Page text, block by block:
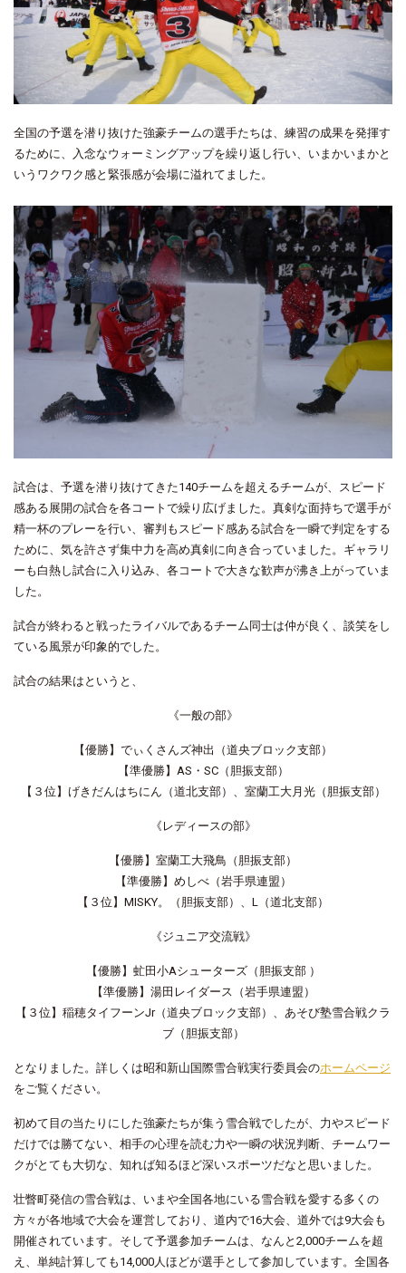
全国の予選を潜り抜けた強豪チームの選手たちは、練習の成果を発揮す
るために、入念なウォーミングアップを繰り返し行い、いまかいまかと
いうワクワク感と緊張感が会場に溢れてました。
試合は、予選を潜り抜けてきた140チームを超えるチームが、スピード
感ある展開の試合を各コートで繰り広げました。真剣な面持ちで選手が
精一杯のプレーを行い、審判もスピード感ある試合を一瞬で判定をする
ために、気を許さず集中力を高め真剣に向き合っていました。ギャラリ
ーも白熱し試合に入り込み、各コートで大きな歓声が沸き上がっていま
した。
試合が終わると戦ったライバルであるチーム同士は仲が良く、談笑をし
ている風景が印象的でした。
試合の結果はというと、
《一般の部》
【優勝】でぃくさんズ神出（道央ブロック支部）
【準優勝】AS・SC（胆振支部）
【３位】げきだんはちにん（道北支部）、室蘭工大月光（胆振支部）
《レディースの部》
【優勝】室蘭工大飛鳥（胆振支部）
【準優勝】めしべ（岩手県連盟）
【３位】MISKY。（胆振支部）、L（道北支部）
《ジュニア交流戦》
【優勝】虻田小Aシューターズ（胆振支部 ）
【準優勝】湯田レイダース（岩手県連盟）
【３位】稲穂タイフーンJr（道央ブロック支部）、あそび塾雪合戦クラ
ブ（胆振支部）
となりました。詳しくは昭和新山国際雪合戦実行委員会のホームページ
をご覧ください。
初めて目の当たりにした強豪たちが集う雪合戦でしたが、力やスピード
だけでは勝てない、相手の心理を読む力や一瞬の状況判断、チームワー
クがとても大切な、知れば知るほど深いスポーツだなと思いました。
壮瞥町発信の雪合戦は、いまや全国各地にいる雪合戦を愛する多くの
方々が各地域で大会を運営しており、道内で16大会、道外では9大会も
開催されています。そして予選参加チームは、なんと2,000チームを超
え、単純計算しても14,000人ほどが選手として参加しています。全国各